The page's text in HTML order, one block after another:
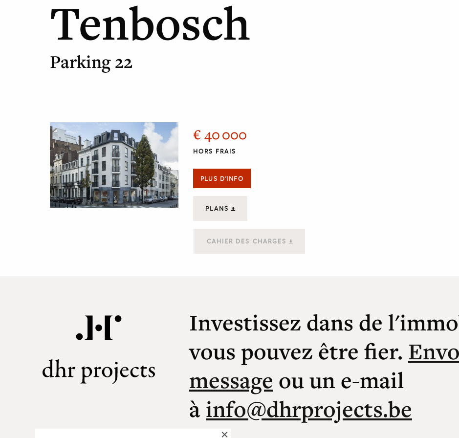
Tenbosch
Parking 22
€ 40 000
HORS FRAIS
PLUS D'INFO
PLANS
CAHIER DES CHARGES
Investissez dans de
vous pouvez être fier.
message ou un e-mail
à info@dhrprojects.be